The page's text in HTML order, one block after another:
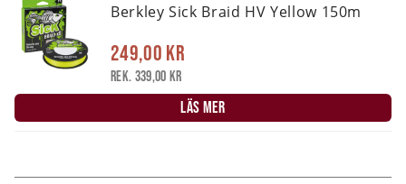
Berkley Sick Braid HV Yellow 150m
249,00 kr
Rek. 339,00 kr
LÄS MER